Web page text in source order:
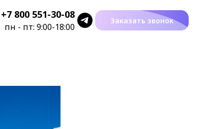
+7 800 551-30-08
пн - пт: 9:00-18:00
Заказать звонок